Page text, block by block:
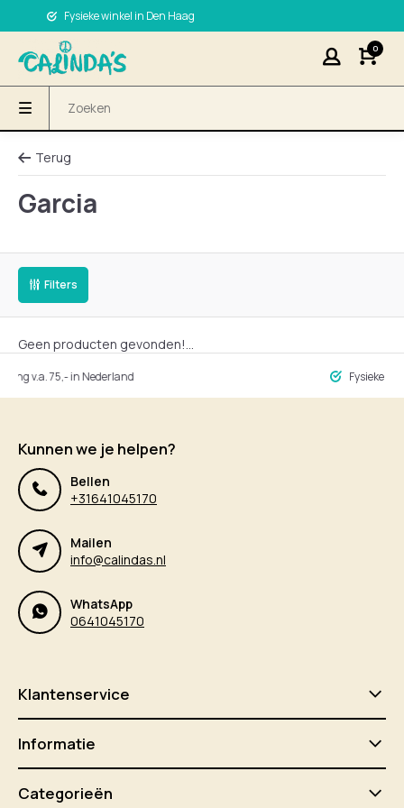
Fysieke winkel in Den Haag
0
Terug
Garcia
Filters
Geen producten gevonden!...
v.a. 75,- in Nederland Fysieke
Kunnen we je helpen?
Bellen
+31641045170
Mailen
info@calindas.nl
WhatsApp
0641045170
Klantenservice
Informatie
Categorieën